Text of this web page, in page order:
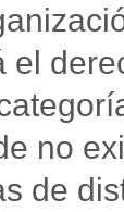
el
no
de